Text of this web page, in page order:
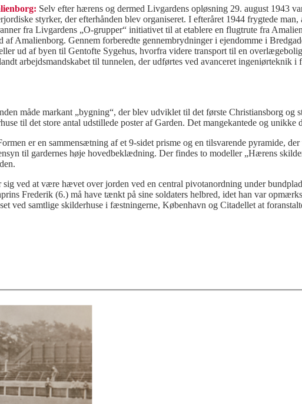
Selv efter hærens og dermed Livgardens opløsning 29. august 1943
styrker, der efterhånden blev organiseret. I efteråret 1944 frygtede
fra Livgardens „O-grupper“ initiativet til at etablere en flugtrute fra
Amalienborg. Gennem forberedte gennembrydninger i ejendomme i
ud af byen til Gentofte Sygehus, hvorfra videre transport til en
arbejdsmandskabet til tunnelen, der udførtes ved avanceret
måde markant „bygning“, der blev udviklet til det første Christiansborg og
til det store antal udstillede poster af Garden. Det mangekantede og
er en sammensætning af et 9-sidet prisme og en tilsvarende pyramide,
til gardernes høje hovedbeklædning. Der findes to modeller „Hærens
ved at være hævet over jorden ved en central pivotanordning under
Frederik (6.) må have tænkt på sine soldaters helbred, idet han var
ved samtlige skilderhuse i fæstningerne, København og Citadellet at